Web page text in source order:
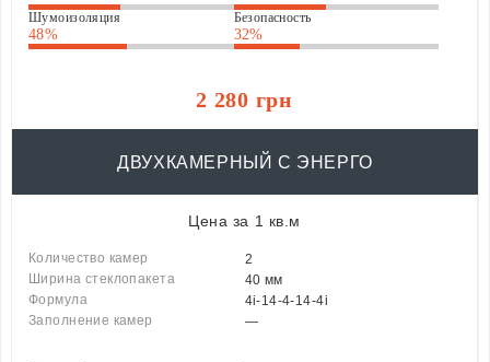
Шумоизоляция
48%
Безопасность
32%
2 280 грн
ДВУХКАМЕРНЫЙ С ЭНЕРГО
Цена за 1 кв.м
Количество камер
2
Ширина стеклопакета
40 мм
Формула
4i-14-4-14-4i
Заполнение камер
—